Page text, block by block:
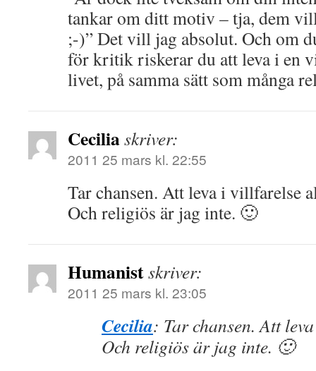
tankar om ditt motiv – tja, dem
;-)” Det vill jag absolut. Och om
för kritik riskerar du att leva i en
livet, på samma sätt som många
Ceciliaskriver:
2011 25 mars kl. 22:55
Tar chansen. Att leva i villfarelse
Och religiös är jag inte. 🙂
Humanistskriver:
2011 25 mars kl. 23:05
Cecilia: Tar chansen. Att
Och religiös är jag inte. 🙂